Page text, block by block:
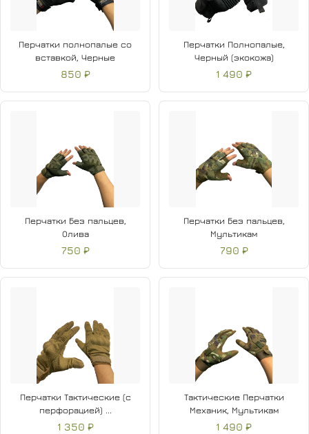
Перчатки полнопалые со
вставкой, Черные
850 ₽
Перчатки Полнопалые,
Черный (экокожа)
1 490 ₽
Перчатки Без пальцев,
Олива
750 ₽
Перчатки Без пальцев,
Мультикам
790 ₽
Перчатки Тактические (с
перфорацией) ...
1 350 ₽
Тактические Перчатки
Механик, Мультикам
1 490 ₽